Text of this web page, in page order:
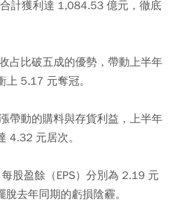
計獲利達 1,084.53 億元，徹底
占比破五成的優勢，帶動上半年
上 5.17 元奪冠。
帶動的購料與存貨利益，上半年
4.32 元居次。
股盈餘（EPS）分別為 2.19 元
去年同期的虧損陰霾。